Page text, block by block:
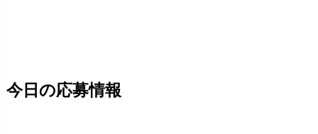
今日の応募情報